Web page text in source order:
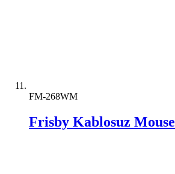
FM-268WM
Frisby Kablosuz Mouse